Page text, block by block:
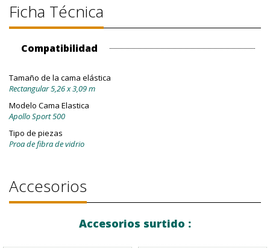
Ficha Técnica
Compatibilidad
Tamaño de la cama elástica
Rectangular 5,26 x 3,09 m
Modelo Cama Elastica
Apollo Sport 500
Tipo de piezas
Proa de fibra de vidrio
Accesorios
Accesorios surtido :